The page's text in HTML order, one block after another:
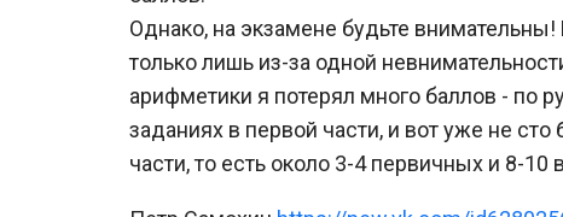
Однако, на экзамене будьте
только лишь из-за одной
арифметики я потерял много баллов - по
заданиях в первой части, и вот уже не
части, то есть около 3-4 первичных и 8-10